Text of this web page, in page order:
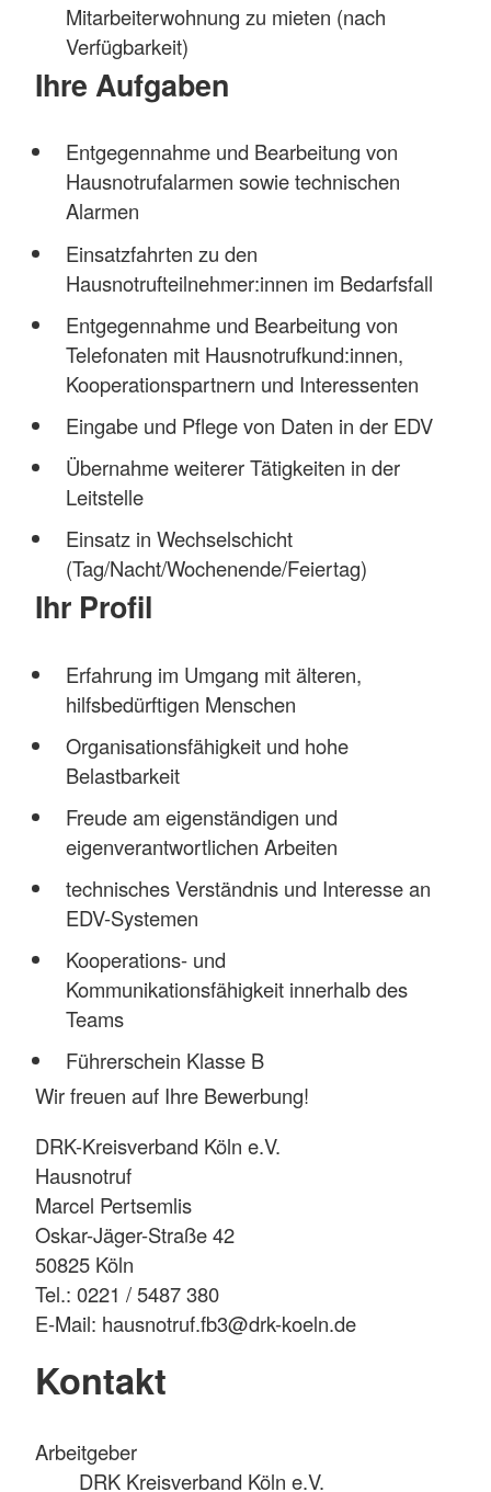
Mitarbeiterwohnung zu mieten (nach
Verfügbarkeit)
Ihre Aufgaben
Entgegennahme und Bearbeitung von
Hausnotrufalarmen sowie technischen
Alarmen
Einsatzfahrten zu den
Hausnotrufteilnehmer:innen im Bedarfsfall
Entgegennahme und Bearbeitung von
Telefonaten mit Hausnotrufkund:innen,
Kooperationspartnern und Interessenten
Eingabe und Pflege von Daten in der EDV
Übernahme weiterer Tätigkeiten in der
Leitstelle
Einsatz in Wechselschicht
(Tag/Nacht/Wochenende/Feiertag)
Ihr Profil
Erfahrung im Umgang mit älteren,
hilfsbedürftigen Menschen
Organisationsfähigkeit und hohe
Belastbarkeit
Freude am eigenständigen und
eigenverantwortlichen Arbeiten
technisches Verständnis und Interesse an
EDV-Systemen
Kooperations- und
Kommunikationsfähigkeit innerhalb des
Teams
Führerschein Klasse B
Wir freuen auf Ihre Bewerbung!
DRK-Kreisverband Köln e.V.
Hausnotruf
Marcel Pertsemlis
Oskar-Jäger-Straße 42
50825 Köln
Tel.: 0221 / 5487 380
E-Mail: hausnotruf.fb3@drk-koeln.de
Kontakt
Arbeitgeber
DRK Kreisverband Köln e.V.